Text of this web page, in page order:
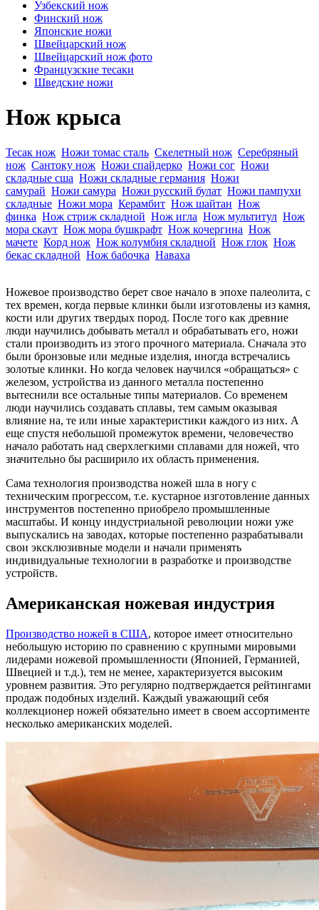
Узбекский нож
Финский нож
Японские ножи
Швейцарский нож
Швейцарский нож фото
Французские тесаки
Шведские ножи
Нож крыса
Тесак нож Ножи томас сталь Скелетный нож Серебряный
нож Сантоку нож Ножи спайдерко Ножи сог Ножи
складные сша Ножи складные германия Ножи
самурай Ножи самура Ножи русский булат Ножи пампухи
складные Ножи мора Керамбит Нож шайтан Нож
финка Нож стриж складной Нож игла Нож мультитул Нож
мора скаут Нож мора бушкрафт Нож кочергина Нож
мачете Корд нож Нож колумбия складной Нож глок Нож
бекас складной Нож бабочка Наваха
Ножевое производство берет свое начало в эпохе палеолита, с
тех времен, когда первые клинки были изготовлены из камня,
кости или других твердых пород. После того как древние
люди научились добывать металл и обрабатывать его, ножи
стали производить из этого прочного материала. Сначала это
были бронзовые или медные изделия, иногда встречались
золотые клинки. Но когда человек научился «обращаться» с
железом, устройства из данного металла постепенно
вытеснили все остальные типы материалов. Со временем
люди научились создавать сплавы, тем самым оказывая
влияние на, те или иные характеристики каждого из них. А
еще спустя небольшой промежуток времени, человечество
начало работать над сверхлегкими сплавами для ножей, что
значительно бы расширило их область применения.
Сама технология производства ножей шла в ногу с
техническим прогрессом, т.е. кустарное изготовление данных
инструментов постепенно приобрело промышленные
масштабы. И концу индустриальной революции ножи уже
выпускались на заводах, которые постепенно разрабатывали
свои эксклюзивные модели и начали применять
индивидуальные технологии в разработке и производстве
устройств.
Американская ножевая индустрия
Производство ножей в США, которое имеет относительно
небольшую историю по сравнению с крупными мировыми
лидерами ножевой промышленности (Японией, Германией,
Швецией и т.д.), тем не менее, характеризуется высоким
уровнем развития. Это регулярно подтверждается рейтингами
продаж подобных изделий. Каждый уважающий себя
коллекционер ножей обязательно имеет в своем ассортименте
несколько американских моделей.